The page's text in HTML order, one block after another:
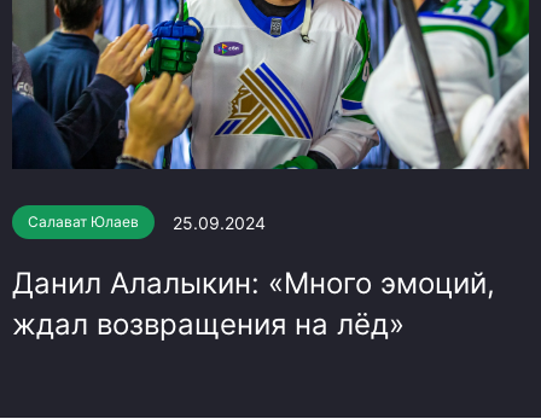
Салават Юлаев 25.09.2024
Данил Алалыкин: «Много эмоций,
ждал возвращения на лёд»